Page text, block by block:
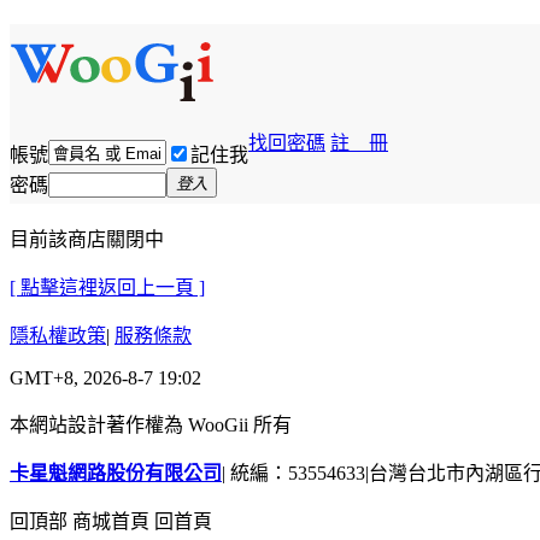
帳號 記住我
找回密碼 註 冊
密碼 登入
目前該商店關閉中
[ 點擊這裡返回上一頁 ]
隱私權政策| 服務條款
GMT+8, 2026-8-7 19:02
本網站設計著作權為 WooGii 所有
卡星魁網路股份有限公司 | 統編：53554633|台灣台北市內湖區
回頂部 商城首頁 回首頁